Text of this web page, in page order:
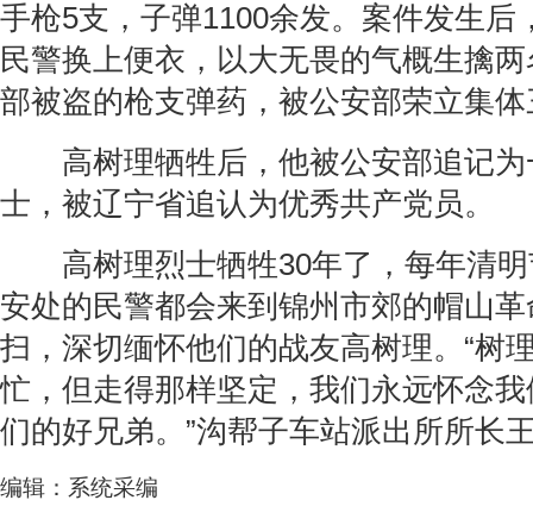
手枪5支，子弹1100余发。案件发生后
民警换上便衣，以大无畏的气概生擒
部被盗的枪支弹药，被公安部荣立集
高树理牺牲后，他被公安部追记为
士，被辽宁省追认为优秀共产党员。
高树理烈士牺牲30年了，每年清明
安处的民警都会来到锦州市郊的帽山
扫，深切缅怀他们的战友高树理。“树
忙，但走得那样坚定，我们永远怀念
们的好兄弟。”沟帮子车站派出所所长
编辑：系统采编